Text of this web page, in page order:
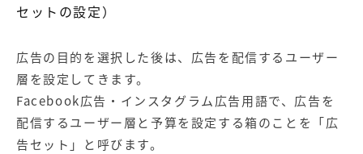
セットの設定）
広告の目的を選択した後は、広告を配信するユーザー
層を設定してきます。
Facebook広告・インスタグラム広告用語で、広告を
配信するユーザー層と予算を設定する箱のことを「広
告セット」と呼びます。